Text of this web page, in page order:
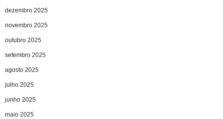
dezembro 2025
novembro 2025
outubro 2025
setembro 2025
agosto 2025
julho 2025
junho 2025
maio 2025